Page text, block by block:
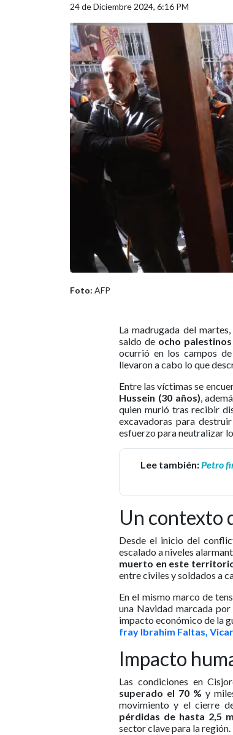
24 de Diciembre 2024, 6:16 PM
Foto: AFP
La madrugada del martes,
saldo de ocho
ocurrió en los campos
llevaron a cabo lo que
Entre las víctimas se
Hussein (30 años),
quien murió tras recibir
excavadoras para
esfuerzo para neutralizar
Lee también:Petro
Un contexto
Desde el inicio del
escalado a niveles
muerto en este
entre civiles y soldados a
En el mismo marco de
una Navidad marcada
impacto económico de la
fray Ibrahim Faltas,
Impacto
Las condiciones en
superado el 70 % y
movimiento y el cierre
pérdidas de hasta 2,5
sector clave para la región.